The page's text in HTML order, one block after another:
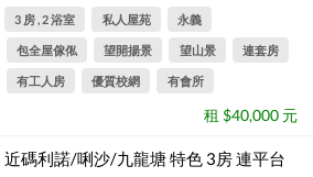
3 房 , 2 浴室 私人屋苑 永義
包全屋傢俬 望開揚景 望山景 連套房
有工人房 優質校網 有會所
租 $40,000 元
近碼利諾/唎沙/九龍塘 特色 3房 連平台